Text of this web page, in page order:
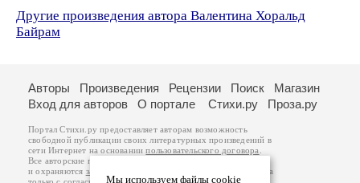
Другие произведения автора Валентина Хоральд
Байрам
Мы используем файлы cookie
Авторы Произведения Рецензии Поиск
Магазин
Вход для авторов
О портале Стихи.ру Проза.ру
Портал Стихи.ру предоставляет авторам возможность
свободной публикации своих литературных произведений в
сети Интернет на основаниипользовательского договора
Все авторские права на произведения принадлежат авторам
и охраняются законом
. Перепечатка произведений возможна